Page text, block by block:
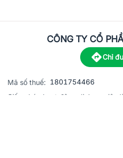
CÔNG TY CỔ
Chỉ
Mã số thuế: 1801754466
Giấy phép hoạt động dịch vụ việc